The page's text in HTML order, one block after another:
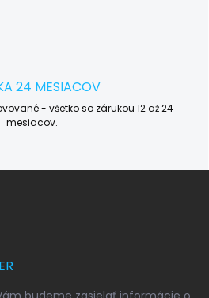
24 MESIACOV
- všetko so zárukou 12 až 24
mesiacov.